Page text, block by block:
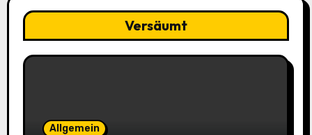
Versäumt
Allgemein